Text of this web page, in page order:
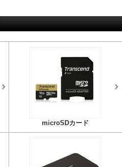
microSDカード